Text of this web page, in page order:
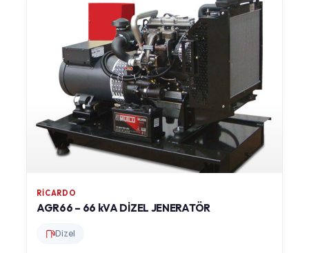
RICARDO
AGR66 – 66 kVA DİZEL JENERATÖR
Dizel